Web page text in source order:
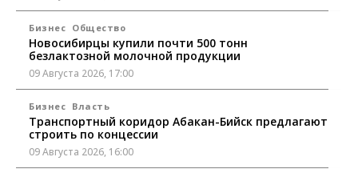
Бизнес Общество
Новосибирцы купили почти 500 тонн
безлактозной молочной продукции
09 Августа 2026, 17:00
Бизнес Власть
Транспортный коридор Абакан-Бийск предлагают
строить по концессии
09 Августа 2026, 16:00